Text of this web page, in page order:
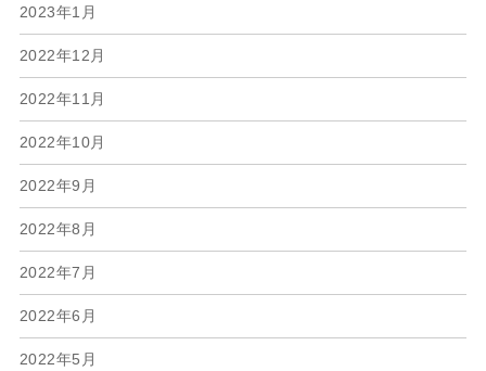
2023年1月
2022年12月
2022年11月
2022年10月
2022年9月
2022年8月
2022年7月
2022年6月
2022年5月